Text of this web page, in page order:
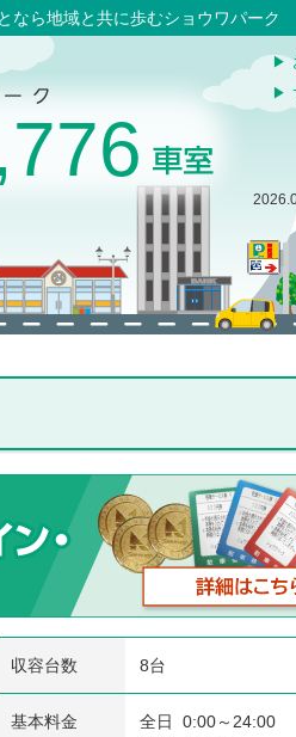
なら地域と共に歩むショウワパーク
収容台数 8台
基本料金
全日 0:00～24:00